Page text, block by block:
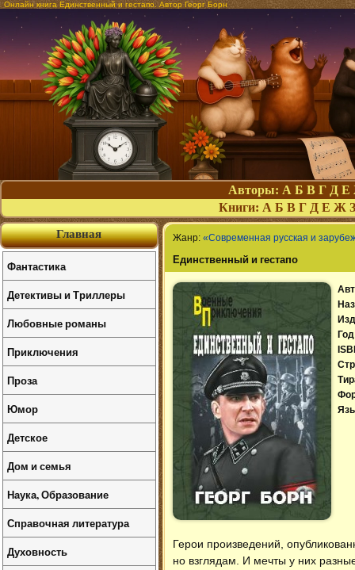
Онлайн книга Единственный и гестапо. Автор Георг Борн
Авторы: А Б В Г Д Е
Книги: А Б В Г Д Е Ж З
Жанр: «Современная русская и
Единственный и гестапо
Герои произведений,
но взглядам. И мечты у них
Главная
Фантастика
Детективы и Триллеры
Любовные романы
Приключения
Проза
Юмор
Детское
Дом и семья
Наука, Образование
Справочная литература
Духовность